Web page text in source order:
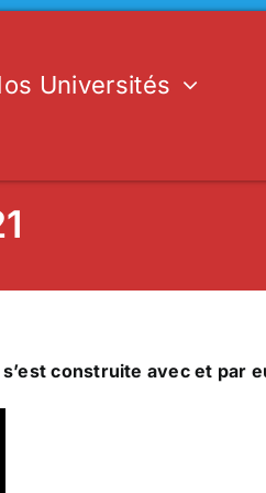
Universités
construite avec et par